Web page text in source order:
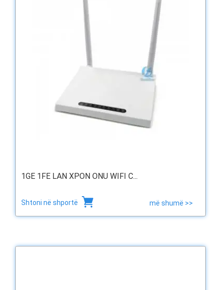
1GE 1FE LAN XPON ONU WIFI C...
Shtoni në shportë më shumë >>